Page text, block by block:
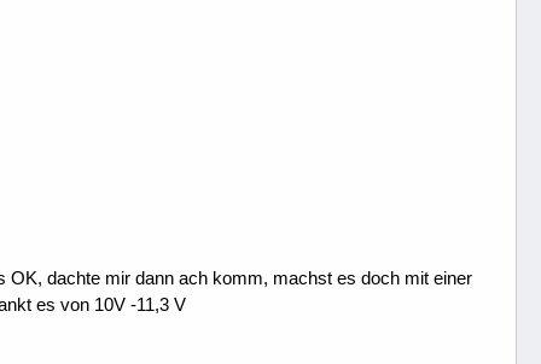
OK, dachte mir dann ach komm, machst es doch mit einer
es von 10V -11,3 V